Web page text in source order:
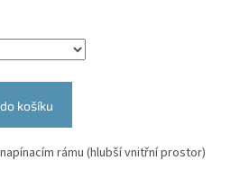
košíku
rámu (hlubší vnitřní prostor)